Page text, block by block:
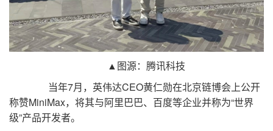
▲图源：腾讯科技
当年7月，英伟达CEO黄仁勋在北京链博会上公开
称赞MiniMax，将其与阿里巴巴、百度等企业并称为“世界
级”产品开发者。